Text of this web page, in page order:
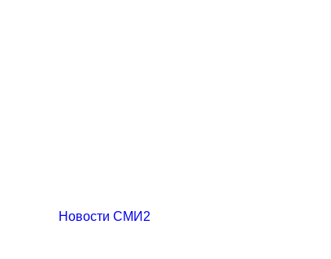
Новости СМИ2